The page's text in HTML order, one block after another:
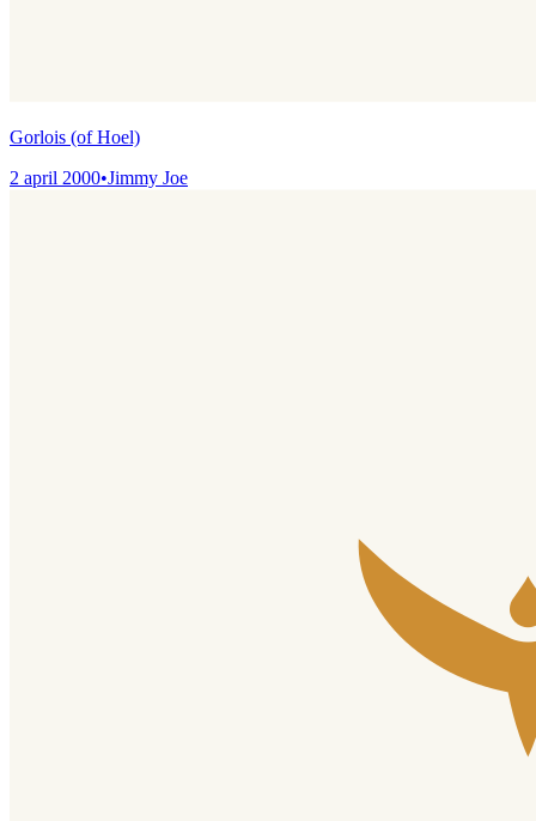
Gorlois (of Hoel)
2 april 2000•Jimmy Joe